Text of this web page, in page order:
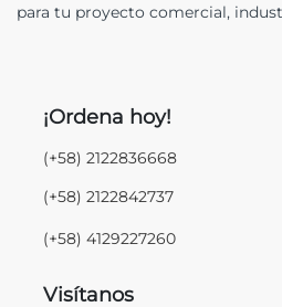
para tu proyecto comercial,
¡Ordena hoy!
(+58) 2122836668
(+58) 2122842737
(+58) 4129227260
Visítanos